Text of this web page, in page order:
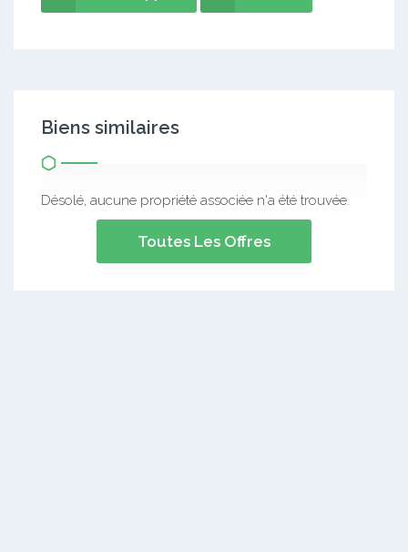
Biens similaires
Désolé, aucune propriété associée n'a été trouvée.
Toutes Les Offres